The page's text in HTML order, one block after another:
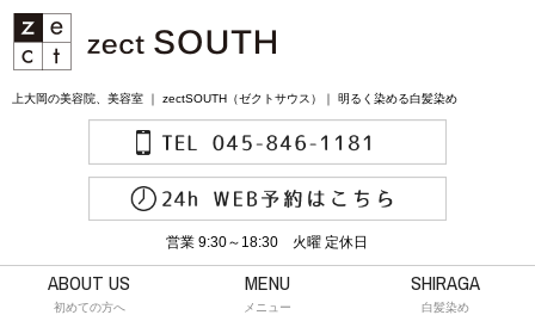
上大岡の美容院、美容室 ｜ zectSOUTH（ゼクトサウス）｜ 明るく染める白髪染め
営業 9:30～18:30 火曜 定休日
ABOUT US
初めての方へ
MENU
メニュー
SHIRAGA
白髪染め